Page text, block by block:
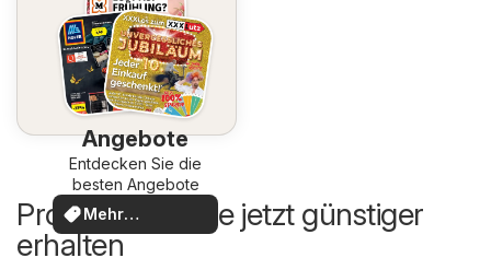
Angebote
Entdecken Sie die
besten Angebote
Mehr
entdecken
Produkte, die Sie jetzt günstiger
erhalten